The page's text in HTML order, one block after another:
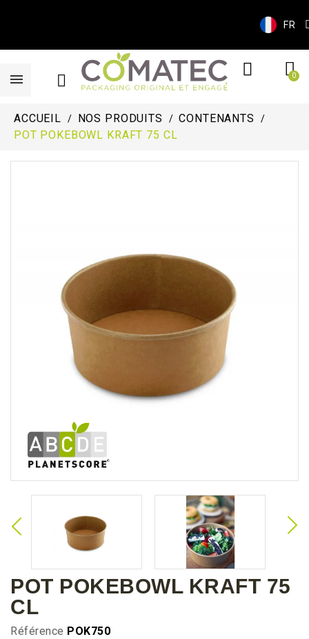
FR
ACCUEIL NOS PRODUITS
CONTENANTS
POT POKEBOWL KRAFT 75 CL
POT POKEBOWL KRAFT 75
CL
Référence POK750